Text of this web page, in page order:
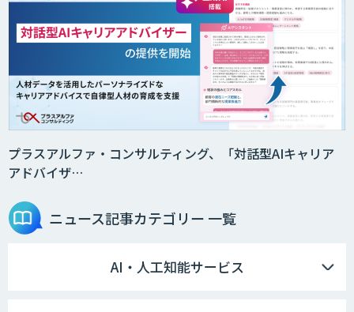
プラスアルファ・コンサルティング、「対話型AIキャリア
アドバイザ…
ニュース記事カテゴリー 一覧
AI・人工知能サービス